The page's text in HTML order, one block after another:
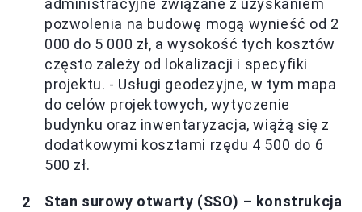
administracyjne związane z uzyskaniem
pozwolenia na budowę mogą wynieść od 2
000 do 5 000 zł, a wysokość tych kosztów
często zależy od lokalizacji i specyfiki
projektu. - Usługi geodezyjne, w tym mapa
do celów projektowych, wytyczenie
budynku oraz inwentaryzacja, wiążą się z
dodatkowymi kosztami rzędu 4 500 do 6
500 zł.
Stan surowy otwarty (SSO) – konstrukcja